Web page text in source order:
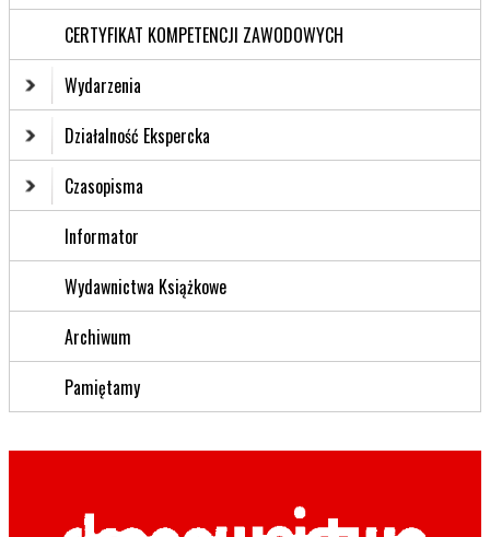
CERTYFIKAT KOMPETENCJI ZAWODOWYCH
Wydarzenia
Działalność Ekspercka
Czasopisma
Informator
Wydawnictwa Książkowe
Archiwum
Pamiętamy